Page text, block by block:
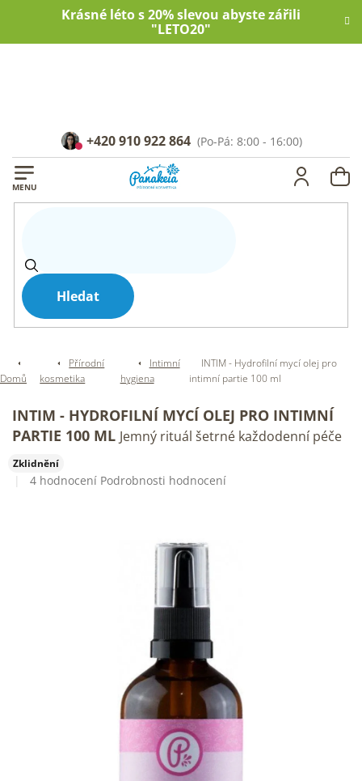
Krásné léto s 20% slevou abyste zářili
"LETO20"
Hledat
+420 910 922 864
Domů
Přírodní
kosmetika
Intimní
hygiena
INTIM - Hydrofilní mycí olej pro
intimní partie 100 ml
INTIM - HYDROFILNÍ MYCÍ OLEJ PRO INTIMNÍ
PARTIE 100 ML Jemný rituál šetrné každodenní péče
Zklidnění
Průměrné
4 hodnocení Podrobnosti hodnocení